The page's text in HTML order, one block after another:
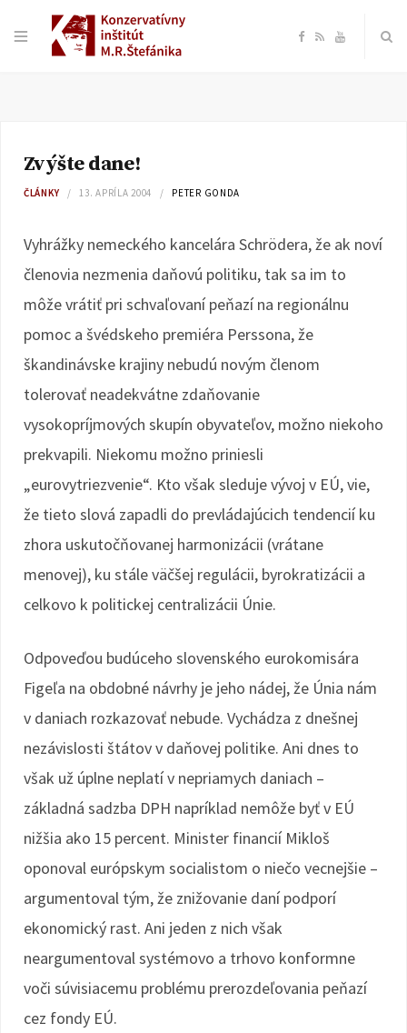
F
o
R Y
e
Zvýšte dane!
ČLÁNKY 13. APRÍLA 2004 PETER GONDA
Vyhrážky nemeckého kancelára Schrödera, že ak noví
členovia nezmenia daňovú politiku, tak sa im to
môže vrátiť pri schvaľovaní peňazí na regionálnu
pomoc a švédskeho premiéra Perssona, že
škandinávske krajiny nebudú novým členom
tolerovať neadekvátne zdaňovanie
vysokopríjmových skupín obyvateľov, možno niekoho
prekvapili. Niekomu možno priniesli
„eurovytriezvenie“. Kto však sleduje vývoj v EÚ, vie,
že tieto slová zapadli do prevládajúcich tendencií ku
zhora uskutočňovanej harmonizácii (vrátane
menovej), ku stále väčšej regulácii, byrokratizácii a
celkovo k politickej centralizácii Únie.
Odpoveďou budúceho slovenského eurokomisára
Figeľa na obdobné návrhy je jeho nádej, že Únia nám
v daniach rozkazovať nebude. Vychádza z dnešnej
nezávislosti štátov v daňovej politike. Ani dnes to
však už úplne neplatí v nepriamych daniach –
základná sadzba DPH napríklad nemôže byť v EÚ
nižšia ako 15 percent. Minister financií Mikloš
oponoval európskym socialistom o niečo vecnejšie –
argumentoval tým, že znižovanie daní podporí
ekonomický rast. Ani jeden z nich však
neargumentoval systémovo a trhovo konformne
voči súvisiacemu problému prerozdeľovania peňazí
cez fondy EÚ.